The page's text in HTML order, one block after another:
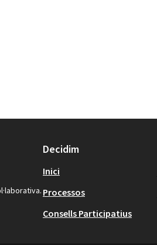
Decidim
Inici
Processos
Consells Participatius